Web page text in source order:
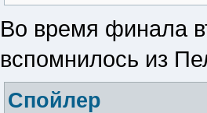
Во время финала
вспомнилось из
Спойлер